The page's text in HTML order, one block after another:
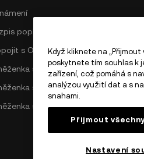
poplatků na DEX
s OKX
sítě Bitcoin
sítě Ethereum
sítě Solana
Když kliknete na „Přijmout
poskytnete tím souhlas k
zařízení, což pomáhá s
analýzou využití dat a s
snahami.
Přijmout
Nastavení